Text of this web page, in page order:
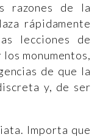
razones de la
rápidamente
lecciones de
monumentos,
de que la
y, de ser
Importa que